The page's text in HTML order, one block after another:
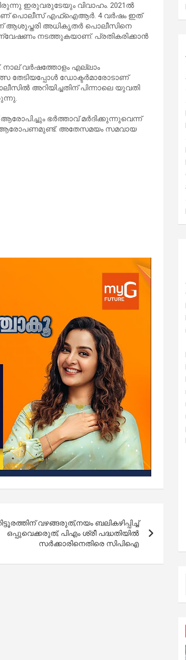
ഇരുവരുടേയും വിവാഹം. 2021ൽ
പൊലീസ് എഫ്ഐആർ. 4 വർഷം ഇത്
ആശുപ്തരി അധികൃതർ പൊലീസിനെ
നടത്തുകയാണ്. പ്രതികരിക്കാൻ
നാല് വർഷത്തോളം എല്ലാം
തേടിയപ്പോൾ ഡോക്ടർമാരോടാണ്
അറിയിച്ചതിന് പിന്നാലെ യുവതി
ഭർത്താവ് മർദിക്കുന്നുവെന്ന്
ആരോപണമുണ്ട്. അതേസമയം സമവായ
വഴങ്ങരുത്,നയം ബലികഴിപ്പിച്ച്
ഒപ്പുവെക്കരുത്; പിഎം ശ്രീ പദ്ധതിയിൽ
സർക്കാരിനെതിരെ സിപിഐ